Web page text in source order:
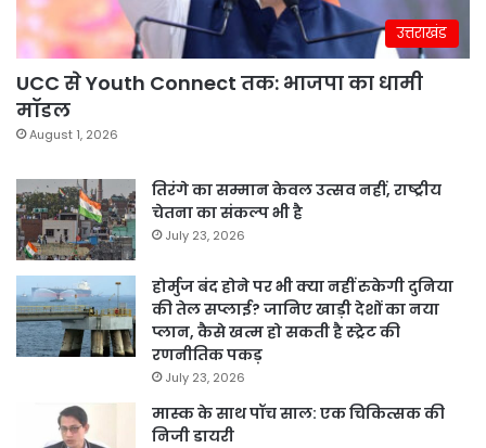
उत्तराखंड
UCC से Youth Connect तक: भाजपा का धामी
मॉडल
August 1, 2026
तिरंगे का सम्मान केवल उत्सव नहीं, राष्ट्रीय
चेतना का संकल्प भी है
July 23, 2026
होर्मुज बंद होने पर भी क्या नहीं रुकेगी दुनिया
की तेल सप्लाई? जानिए खाड़ी देशों का नया
प्लान, कैसे खत्म हो सकती है स्ट्रेट की
रणनीतिक पकड़
July 23, 2026
मास्क के साथ पॉच साल: एक चिकित्सक की
निजी डायरी